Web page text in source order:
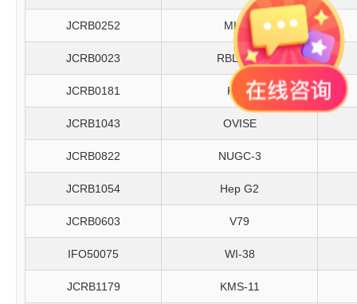
JCRB0252 MKN1
JCRB0023 RBL-2H3
JCRB0181 KP-2
JCRB1043 OVISE
JCRB0822 NUGC-3
JCRB1054 Hep G2
JCRB0603 V79
IFO50075 WI-38
JCRB1179 KMS-11